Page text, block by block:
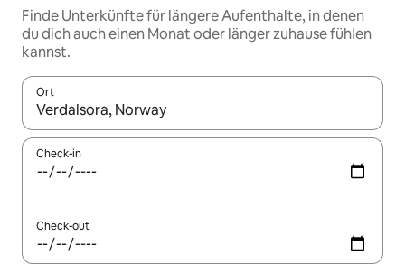
Finde Unterkünfte für längere Aufenthalte, in denen
du dich auch einen Monat oder länger zuhause fühlen
kannst.
Ort
Wenn Ergebnisse verfügbar sind, navigiere mit den
Check-in
Check-out